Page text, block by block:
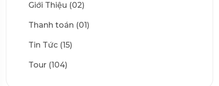
Giới Thiệu (02)
Thanh toán (01)
Tin Tức (15)
Tour (104)